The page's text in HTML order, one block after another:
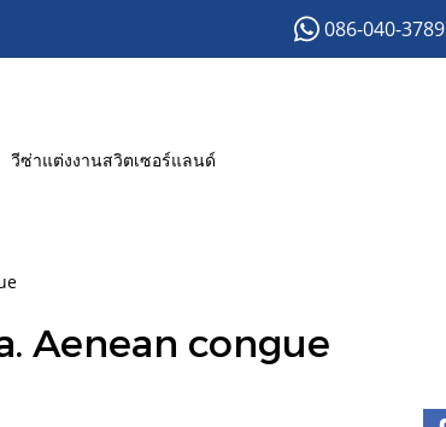
086-040-3789
วีซ่าแต่งงานสวิตเซอร์แลนด์
Aenean congue